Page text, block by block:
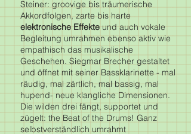
Steiner: groovige bis träumerische
Akkordfolgen, zarte bis harte
elektronische Effekte und auch vokale
Begleitung umrahmen ebenso aktiv wie
empathisch das musikalische
Geschehen. Siegmar Brecher gestaltet
und öffnet mit seiner Bassklarinette - mal
räudig, mal zärtlich, mal bassig, mal
hupend- neue klangliche Dimensionen.
Die wilden drei fängt, supportet und
zügelt: the Beat of the Drums! Ganz
selbstverständlich umrahmt